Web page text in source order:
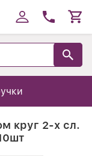
круг 2-х сл.